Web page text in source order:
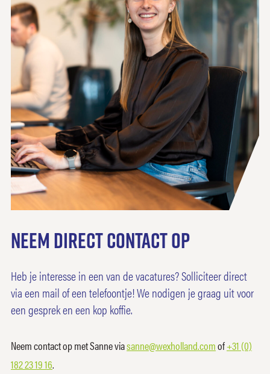
Neem direct contact op
Heb je interesse in een van de vacatures? Solliciteer direct
via een mail of een telefoontje! We nodigen je graag uit voor
een gesprek en een kop koffie.
Neem contact op met Sanne viasanne@wexholland.comof+31 (0)
182 23 19 16.